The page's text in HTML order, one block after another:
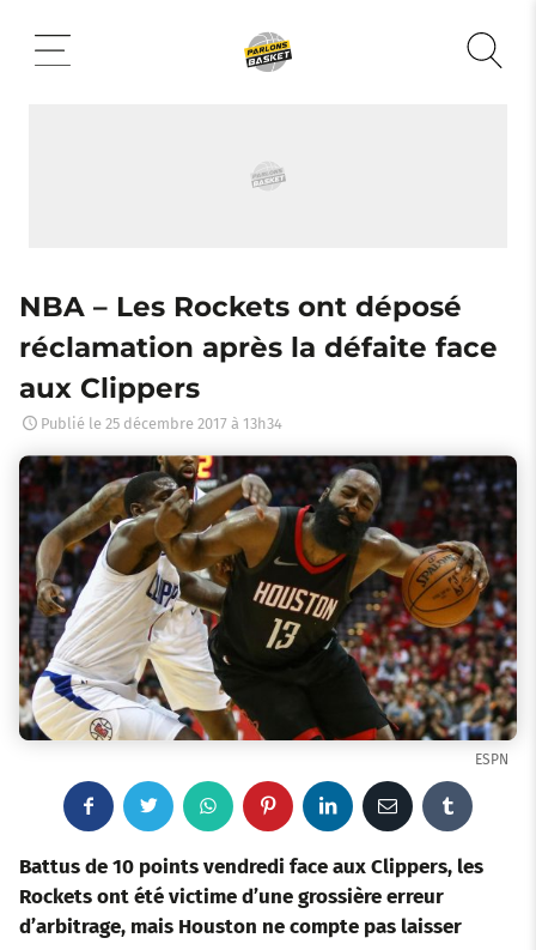
contenu
NBA – Les Rockets ont déposé
réclamation après la défaite face
aux Clippers
Publié le 25 décembre 2017 à 13h34
ESPN
c
w
i
W
a
P
i
n n
E
a
u
Battus de 10 points vendredi face aux Clippers, les
Rockets ont été victime d’une grossière erreur
d’arbitrage, mais Houston ne compte pas laisser